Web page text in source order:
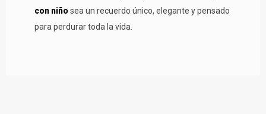
con niño sea un recuerdo único, elegante y pensado
para perdurar toda la vida.